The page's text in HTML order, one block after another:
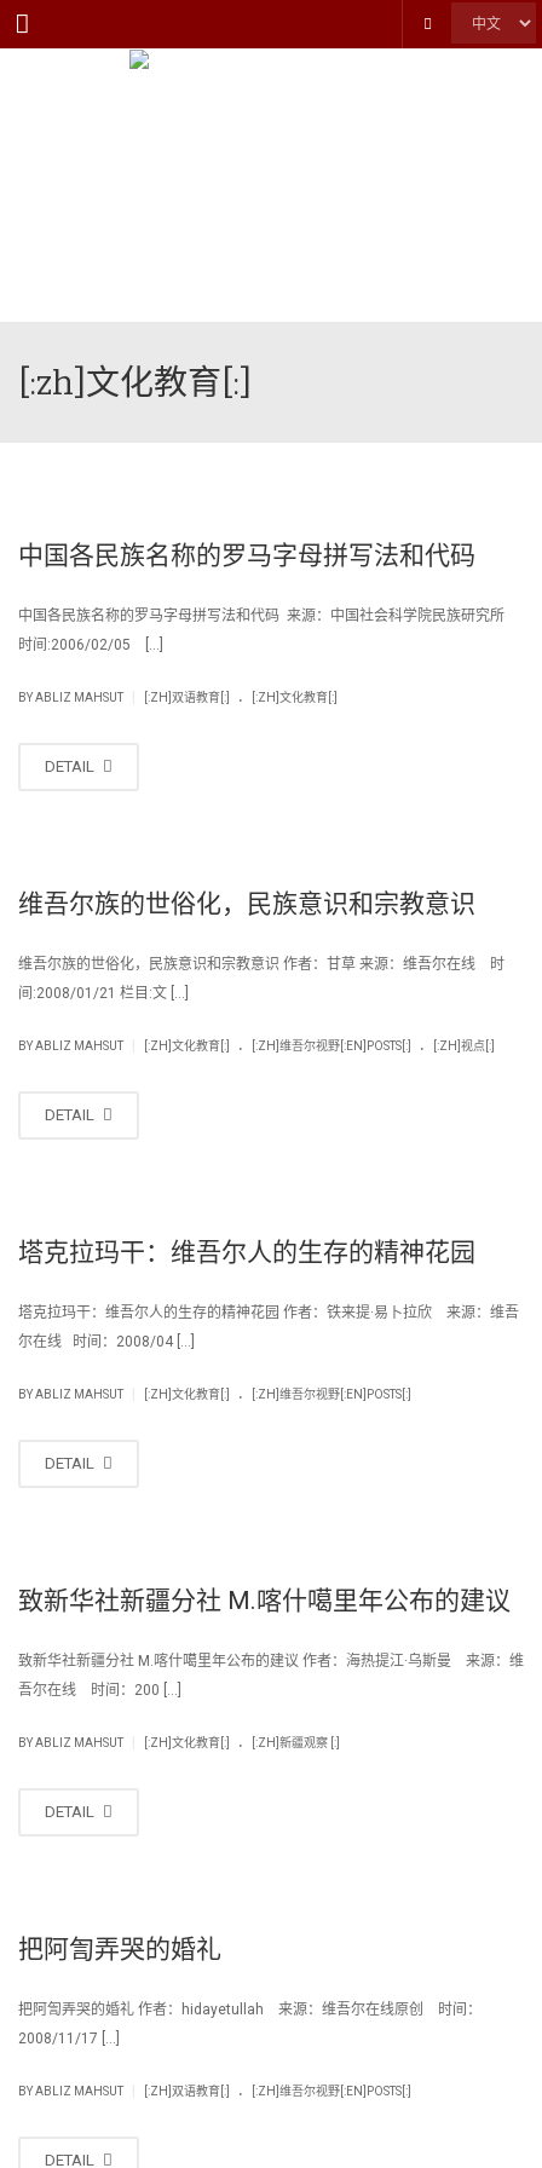
Menu
[:zh]文化教育[:]
中国各民族名称的罗马字母拼写法和代码
中国各民族名称的罗马字母拼写法和代码 来源：中国社会科学院民族研究所
时间:2006/02/05 […]
BYABLIZ MAHSUT [:ZH]双语教育[:] . [:ZH]文化教育[:]
DETAIL
维吾尔族的世俗化，民族意识和宗教意识
维吾尔族的世俗化，民族意识和宗教意识 作者：甘草 来源：维吾尔在线 时
间:2008/01/21 栏目:文 […]
BYABLIZ MAHSUT [:ZH]文化教育[:] . [:ZH]维吾尔视野[:EN]POSTS[:] . [:ZH]视点[:]
DETAIL
塔克拉玛干：维吾尔人的生存的精神花园
塔克拉玛干：维吾尔人的生存的精神花园 作者：铁来提·易卜拉欣 来源：维吾
尔在线 时间：2008/04 […]
BYABLIZ MAHSUT [:ZH]文化教育[:] . [:ZH]维吾尔视野[:EN]POSTS[:]
DETAIL
致新华社新疆分社 M.喀什噶里年公布的建议
致新华社新疆分社 M.喀什噶里年公布的建议 作者：海热提江·乌斯曼 来源：维
吾尔在线 时间：200 […]
BYABLIZ MAHSUT [:ZH]文化教育[:] . [:ZH]新疆观察 [:]
DETAIL
把阿訇弄哭的婚礼
把阿訇弄哭的婚礼 作者：hidayetullah 来源：维吾尔在线原创 时间：
2008/11/17 […]
BYABLIZ MAHSUT [:ZH]双语教育[:] . [:ZH]维吾尔视野[:EN]POSTS[:]
DETAIL